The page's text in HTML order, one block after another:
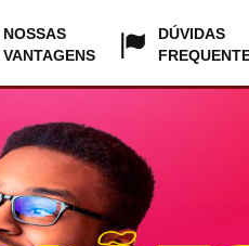
NOSSAS
VANTAGENS
DÚVIDAS